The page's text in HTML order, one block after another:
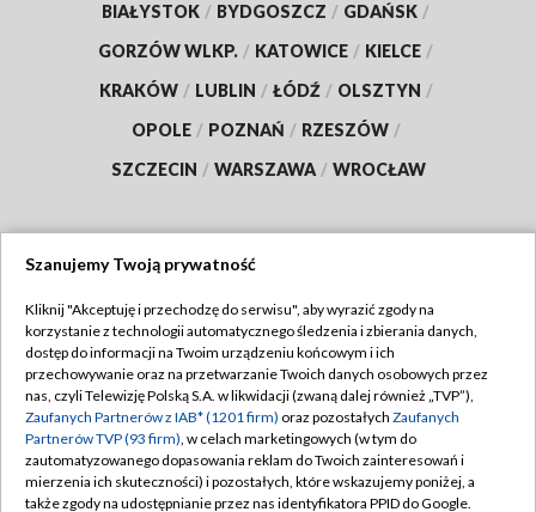
BIAŁYSTOK / BYDGOSZCZ / GDAŃSK /
GORZÓW WLKP. / KATOWICE / KIELCE /
KRAKÓW / LUBLIN / ŁÓDŹ / OLSZTYN /
OPOLE / POZNAŃ / RZESZÓW /
SZCZECIN / WARSZAWA / WROCŁAW
TVP
Abonament TVP
Emisja w TVP
Centrum informacji TVP
Naziemna Telewizja Cyfrowa
Regulamin TVP
Polityka prywatności
Moje zgody
Pomoc
Szanujemy Twoją prywatność
Kliknij "Akceptuję i przechodzę do serwisu", aby wyrazić zgody na
korzystanie z technologii automatycznego śledzenia i zbierania danych,
dostęp do informacji na Twoim urządzeniu końcowym i ich
przechowywanie oraz na przetwarzanie Twoich danych osobowych przez
nas, czyli Telewizję Polską S.A. w likwidacji (zwaną dalej również „TVP”),
Zaufanych Partnerów z IAB* (1201 firm) oraz pozostałych Zaufanych
Partnerów TVP (93 firm), w celach marketingowych (w tym do
zautomatyzowanego dopasowania reklam do Twoich zainteresowań i
mierzenia ich skuteczności) i pozostałych, które wskazujemy poniżej, a
także zgody na udostępnianie przez nas identyfikatora PPID do Google.